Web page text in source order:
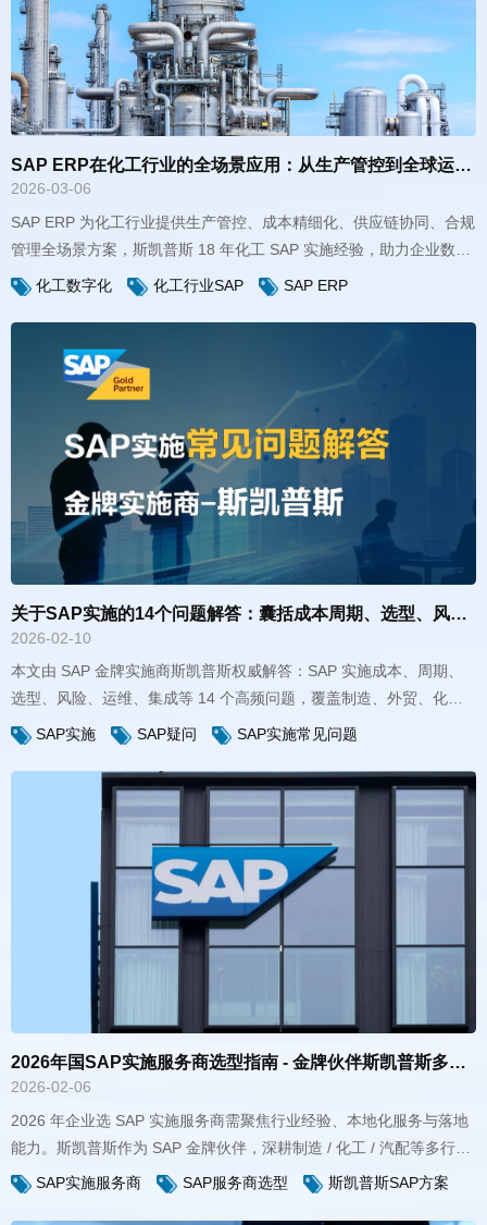
SAP ERP在化工行业的全场景应用：从生产管控到全球运营的数字化赋能 - 斯凯普斯
2026-03-06
化转型与全球化运营。
化工数字化 化工行业SAP SAP ERP
关于SAP实施的14个问题解答：囊括成本周期、选型、风险、服务商
2026-02-10
工、装备等行业，为企业数字化决策提供精准参考。
SAP实施 SAP疑问 SAP实施常见问题
2026年国SAP实施服务商选型指南 - 金牌伙伴斯凯普斯多行业落地方案
2026-02-06
SAP实施服务商 SAP服务商选型 斯凯普斯SAP方案